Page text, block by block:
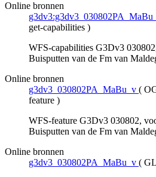
Online bronnen
get-capabilities )
WFS-capabilities G3Dv3
Buisputten van de Fm van
Online bronnen
g3dv3_030802PA_MaBu_v (
feature )
WFS-feature G3Dv3 030802,
Buisputten van de Fm van
Online bronnen
g3dv3_030802PA_MaBu_v (